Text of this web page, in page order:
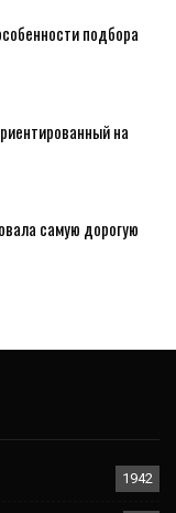
подбора
на
самую дорогую
1942